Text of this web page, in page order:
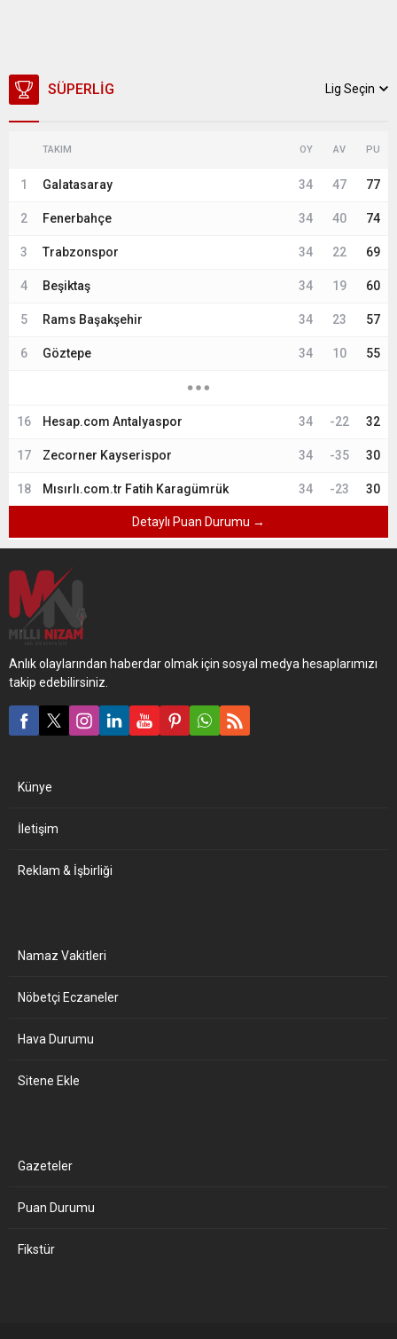
SÜPERLIG Lig Seçin
TAKIM OY AV PU
1 Galatasaray 34 47 77
2 Fenerbahçe 34 40 74
3 Trabzonspor 34 22 69
4 Beşiktaş 34 19 60
5 Rams Başakşehir 34 23 57
6 Göztepe 34 10 55
16 Hesap.com Antalyaspor 34 -22 32
17 Zecorner Kayserispor 34 -35 30
18 Mısırlı.com.tr Fatih Karagümrük 34 -23 30
Detaylı Puan Durumu →
Anlık olaylarından haberdar olmak için sosyal medya hesaplarımızı
takip edebilirsiniz.
Künye
İletişim
Reklam & İşbirliği
Namaz Vakitleri
Nöbetçi Eczaneler
Hava Durumu
Sitene Ekle
Gazeteler
Puan Durumu
Fikstür